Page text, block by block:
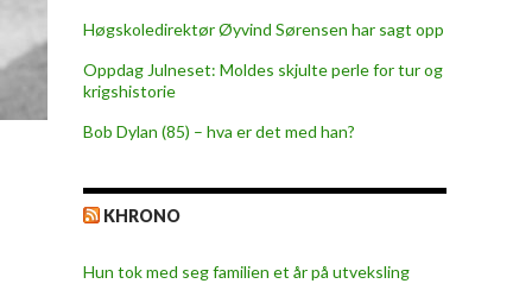
Høgskoledirektør Øyvind Sørensen har sagt opp
Oppdag Julneset: Moldes skjulte perle for tur og
krigshistorie
Bob Dylan (85) – hva er det med han?
KHRONO
Hun tok med seg familien et år på utveksling